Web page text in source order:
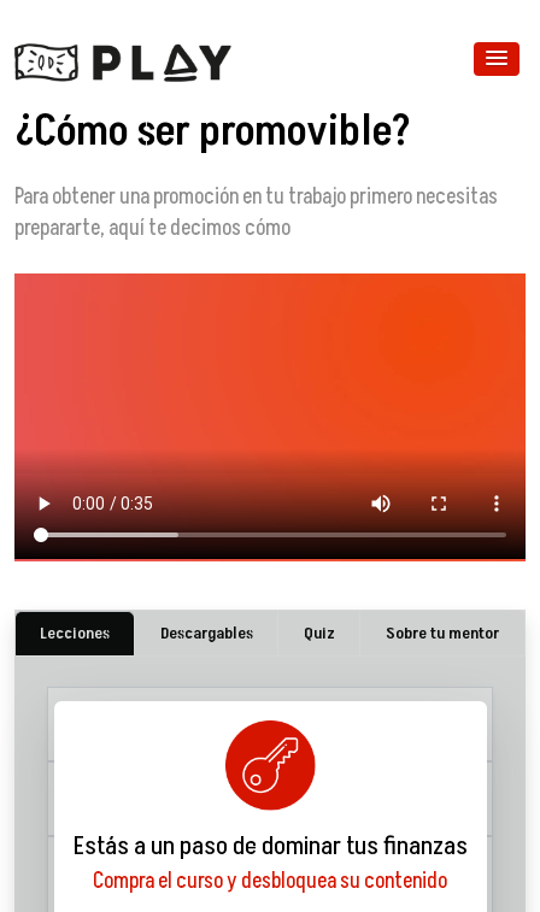
¿Cómo ser promovible?
Para obtener una promoción en tu trabajo primero necesitas
prepararte, aquí te decimos cómo
Lecciones Descargables Quiz Sobre tu mentor
1. Un perfil promovible
2. Hacer bien nuestro trabajo
3. Ser perceptible como
promovible
17:50
Estás a un paso de dominar tus finanzas
Compra el curso y desbloquea su contenido